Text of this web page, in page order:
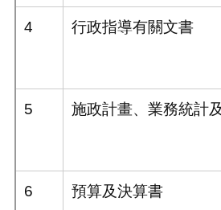
4 行政指導有關文書
5 施政計畫、業務統計
6 預算及決算書